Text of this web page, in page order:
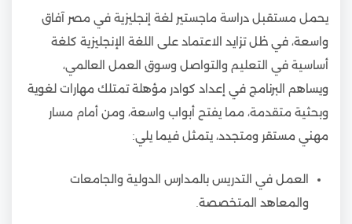
يحمل مستقبل دراسة ماجستير لغة إنجليزية في مصر آفاق
واسعة، في ظل تزايد الاعتماد على اللغة الإنجليزية كلغة
أساسية في التعليم والتواصل وسوق العمل العالمي،
ويساهم البرنامج في إعداد كوادر مؤهلة تمتلك مهارات لغوية
وبحثية متقدمة، مما يفتح أبواب واسعة، ومن أمام مسار
مهني مستقر ومتجدد، يتمثل فيما يلي:
العمل في التدريس بالمدارس الدولية والجامعات
والمعاهد المتخصصة.